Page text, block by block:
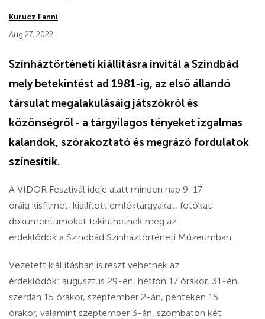
Kurucz Fanni
Aug 27, 2022
Színháztörténeti kiállításra invitál a Szindbád
mely betekintést ad 1981-ig, az első állandó
társulat megalakulásáig játszókról és
közönségről - a tárgyilagos tényeket izgalmas
kalandok, szórakoztató és megrázó fordulatok
színesítik.
A VIDOR Fesztivál ideje alatt minden nap 9-17
óráig kisfilmet, kiállított emléktárgyakat, fotókat,
dokumentumokat tekinthetnek meg az
érdeklődők a Szindbád Színháztörténeti Múzeumban.
Vezetett kiállításban is részt vehetnek az
érdeklődők: augusztus 29-én, hétfőn 17 órakor, 31-én,
szerdán 15 órakor, szeptember 2-án, pénteken 15
órakor, valamint szeptember 3-án, szombaton két